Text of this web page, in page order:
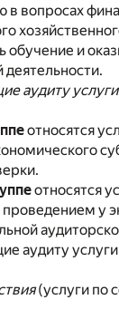
в вопросах
обучение и
аудиту
относятся
относятся
у
аудиту
(услуги по